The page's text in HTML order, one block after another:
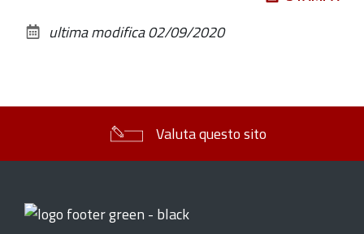
documento
ultima modifica02/09/2020
Valuta questo sito